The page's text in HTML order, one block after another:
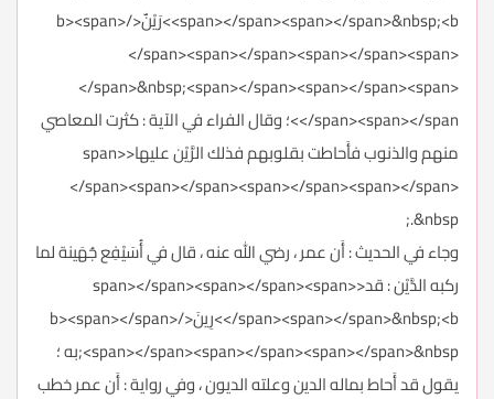
<span></span><span></span>&nbsp;<b>رَيْنٌ</b><span>
</span><span></span><span></span><span>
</span>&nbsp;<span></span><span></span><span>
</span><span></span>؛ وقال الفراء في الآية : كثرت المعاصي
منهم والذنوب فأَحاطت بقلوبهم فذلك الرَّيْن عليها<span>
</span><span></span><span></span><span></span>
.&nbsp;
وجاء في الحديث : أَن عمر ، رضي الله عنه ، قال في أُسَيْفِع جُهَينة لما
ركبه الدَّيْن : قد<span></span><span></span><span>
</span><span></span>&nbsp;<b>رِينَ</b><span></span>
<span></span><span></span><span></span>&nbsp;به ؛
يقول قد أَحاط بماله الدين وعلته الديون ، وفي رواية : أَن عمر خطب